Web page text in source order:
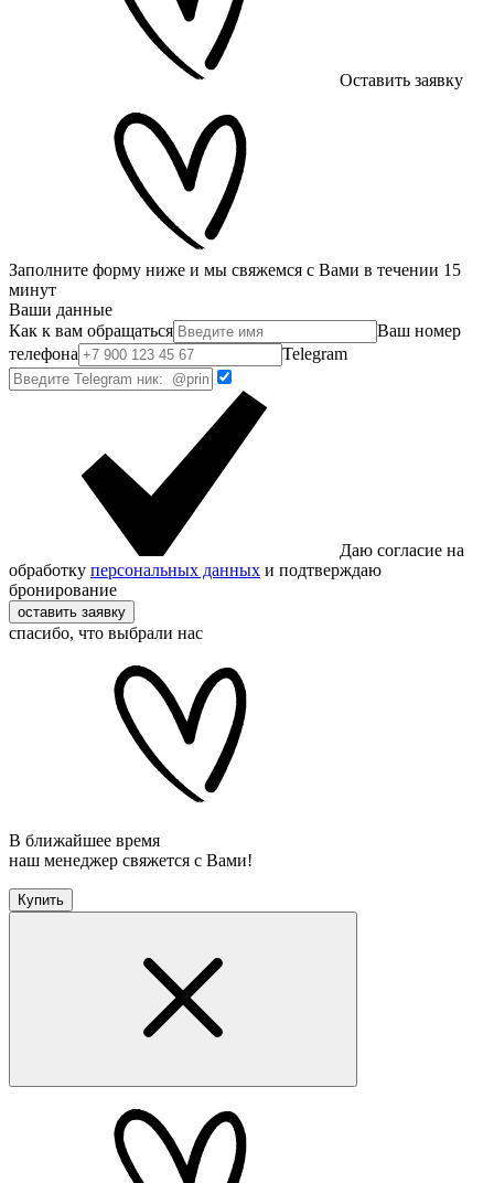
Оставить заявку
Заполните форму ниже и мы свяжемся с Вами в течении 15
минут
Ваши данные
Как к вам обращаться
Ваш номер
телефона
Telegram
Даю согласие на
обработку персональных данных и подтверждаю
бронирование
оставить заявку
спасибо, что выбрали нас
В ближайшее время
наш менеджер свяжется с Вами!
Купить